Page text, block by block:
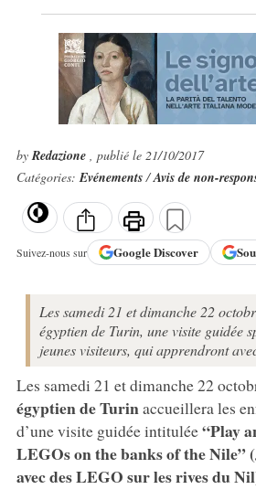
byRedazione , publié le 21/10/2017
Catégories:Evénements/Avis de non-
Suivez-nous sur GoogleDiscover
Les samedi 21 et dimanche 22
égyptien de Turin, une visite guidée
jeunes visiteurs, qui apprendront
Les samedi 21 et dimanche 22
égyptien de Turinaccueillera les
d’une visite guidée intitulée“Play
LEGOs on the banks of the Nile”
avec des LEGO sur les rives du